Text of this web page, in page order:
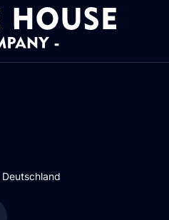
Deutschland